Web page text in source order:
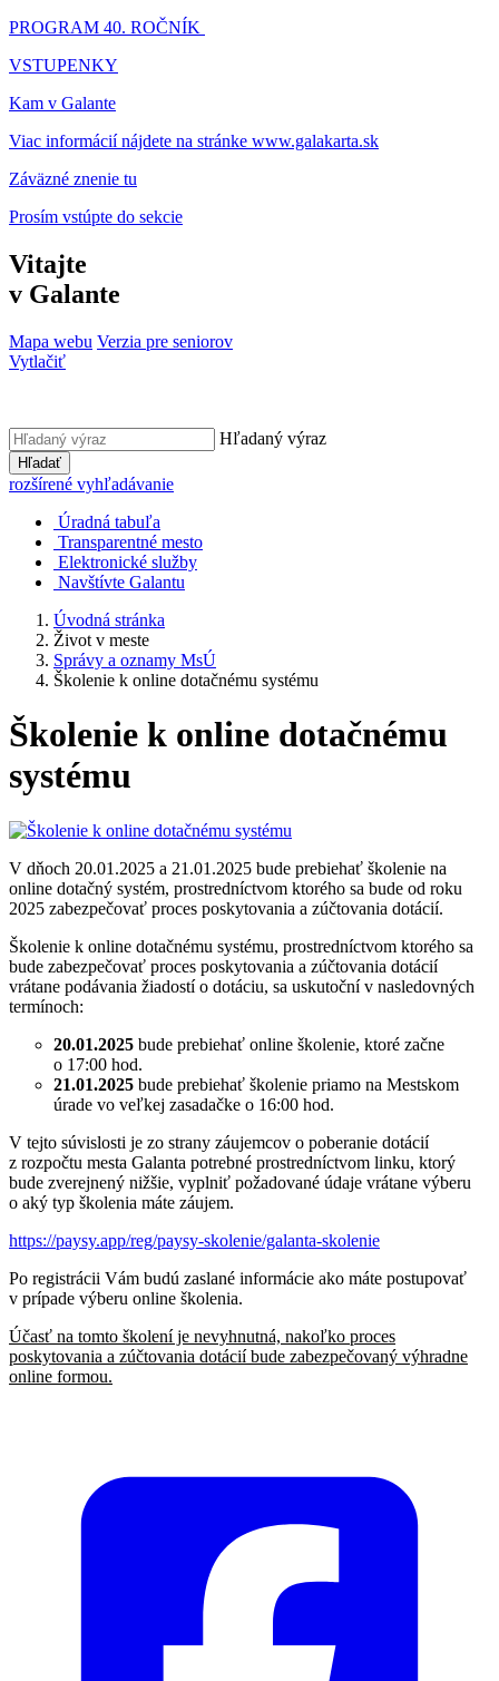
PROGRAM 40. ROČNÍK
VSTUPENKY
Kam v Galante
Viac informácií nájdete na stránke www.galakarta.sk
Záväzné znenie tu
Prosím vstúpte do sekcie
Vitajte
v Galante
Mapa webu Verzia pre seniorov
Vytlačiť
Hľadaný výraz
Hľadať
rozšírené vyhľadávanie
Úradná tabuľa
Transparentné mesto
Elektronické služby
Navštívte Galantu
Úvodná stránka
Život v meste
Správy a oznamy MsÚ
Školenie k online dotačnému systému
Školenie k online dotačnému
systému
V dňoch 20.01.2025 a 21.01.2025 bude prebiehať školenie na
online dotačný systém, prostredníctvom ktorého sa bude od roku
2025 zabezpečovať proces poskytovania a zúčtovania dotácií.
Školenie k online dotačnému systému, prostredníctvom ktorého sa
bude zabezpečovať proces poskytovania a zúčtovania dotácií
vrátane podávania žiadostí o dotáciu, sa uskutoční v nasledovných
termínoch:
20.01.2025 bude prebiehať online školenie, ktoré začne
o 17:00 hod.
21.01.2025 bude prebiehať školenie priamo na Mestskom
úrade vo veľkej zasadačke o 16:00 hod.
V tejto súvislosti je zo strany záujemcov o poberanie dotácií
z rozpočtu mesta Galanta potrebné prostredníctvom linku, ktorý
bude zverejnený nižšie, vyplniť požadované údaje vrátane výberu
o aký typ školenia máte záujem.
https://paysy.app/reg/paysy-skolenie/galanta-skolenie
Po registrácii Vám budú zaslané informácie ako máte postupovať
v prípade výberu online školenia.
Účasť na tomto školení je nevyhnutná, nakoľko proces
poskytovania a zúčtovania dotácií bude zabezpečovaný výhradne
online formou.